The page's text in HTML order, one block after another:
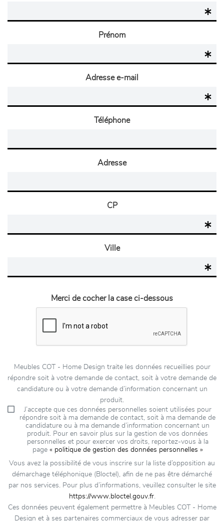
Prénom
Adresse e-mail
Téléphone
Adresse
CP
Ville
Merci de cocher la case ci-dessous
Meubles COT - Home Design traite les données recueillies pour
répondre soit à votre demande de contact, soit à votre demande de
candidature ou à votre demande d’information concernant un
produit.
J’accepte que ces données personnelles soient utilisées pour
répondre soit à ma demande de contact, soit à ma demande de
candidature ou à ma demande d’information concernant un
produit. Pour en savoir plus sur la gestion de vos données
personnelles et pour exercer vos droits, reportez-vous à la
page « politique de gestion des données personnelles »
Vous avez la possibilité de vous inscrire sur la liste d’opposition au
démarchage téléphonique (Bloctel), afin de ne pas être démarché
par nos services. Pour plus d’informations, veuillez consulter le site
https://www.bloctel.gouv.fr.
Ces données peuvent également permettre à Meubles COT - Home
Design et à ses partenaires commerciaux de vous adresser par